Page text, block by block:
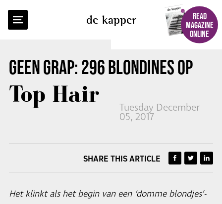
de kapper
READ
MAGAZINE
ONLINE
GEEN GRAP: 296 BLONDINES OP
Top Hair
Tuesday December
05, 2017
BACK TO OVERVIEW
SHARE THIS ARTICLE
Het klinkt als het begin van een ‘domme blondjes’-